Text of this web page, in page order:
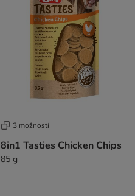
3 možností
8in1 Tasties Chicken Chips
85 g